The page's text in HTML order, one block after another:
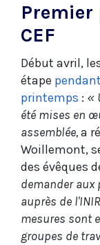
CEF
Début avril,
étape
printemps : «
été mises en
assemblée,a
Woillemont,
des évêques
demander aux
auprès de
mesures sont
groupes de